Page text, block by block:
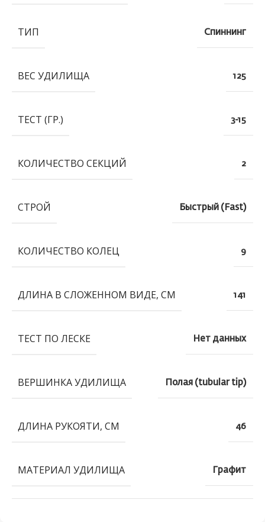
ТИП Спиннинг
ВЕС УДИЛИЩА 125
ТЕСТ (ГР.) 3-15
КОЛИЧЕСТВО СЕКЦИЙ 2
СТРОЙ Быстрый (Fast)
КОЛИЧЕСТВО КОЛЕЦ 9
ДЛИНА В СЛОЖЕННОМ ВИДЕ, СМ 141
ТЕСТ ПО ЛЕСКЕ Нет данных
ВЕРШИНКА УДИЛИЩА Полая (tubular tip)
ДЛИНА РУКОЯТИ, СМ 46
МАТЕРИАЛ УДИЛИЩА Графит